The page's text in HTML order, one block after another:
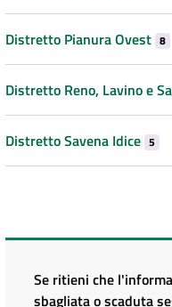
Distretto Pianura Ovest 8
Distretto Reno, Lavino e
Distretto Savena Idice 5
Se ritieni che
sbagliata o scaduta